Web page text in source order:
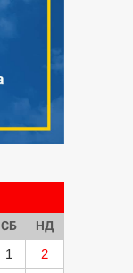
СБ НД
1
2